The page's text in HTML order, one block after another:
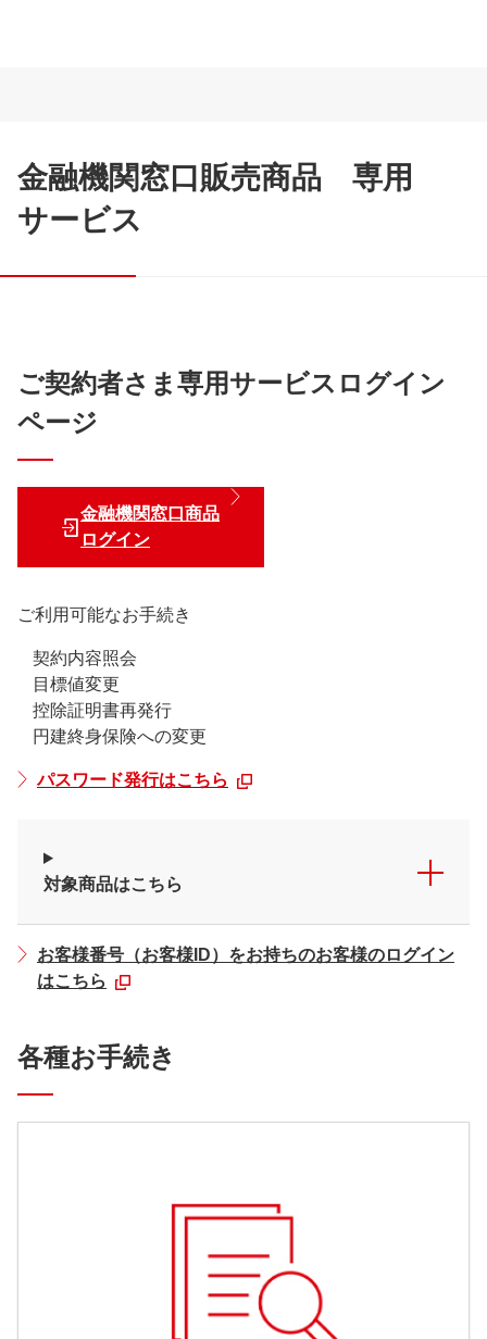
金融機関窓口販売商品 専用
サービス
ご契約者さま専用サービスログイン
ページ
金融機関窓口商品
ログイン
ご利用可能なお手続き
契約内容照会
目標値変更
控除証明書再発行
円建終身保険への変更
パスワード発行はこちら
対象商品はこちら
お客様番号（お客様ID）をお持ちのお客様のログイン
はこちら
各種お手続き